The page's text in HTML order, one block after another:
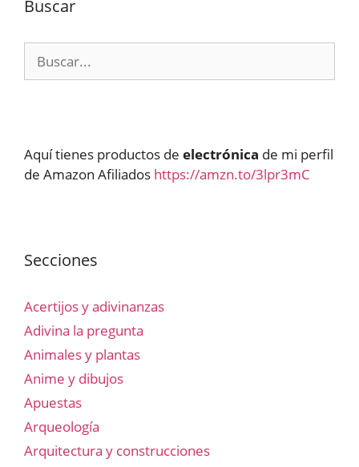
Buscar
Aquí tienes productos de electrónica de mi perfil
de Amazon Afiliados https://amzn.to/3lpr3mC
Secciones
Acertijos y adivinanzas
Adivina la pregunta
Animales y plantas
Anime y dibujos
Apuestas
Arqueología
Arquitectura y construcciones